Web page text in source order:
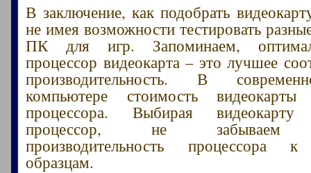
В заключение, как подобрать
не имея возможности тестировать
ПК для игр. Запоминаем,
процессор видеокарта – это лучшее
производительность. В
компьютере стоимость
процессора. Выбирая
процессор, не забываем
производительность процессора
образцам.